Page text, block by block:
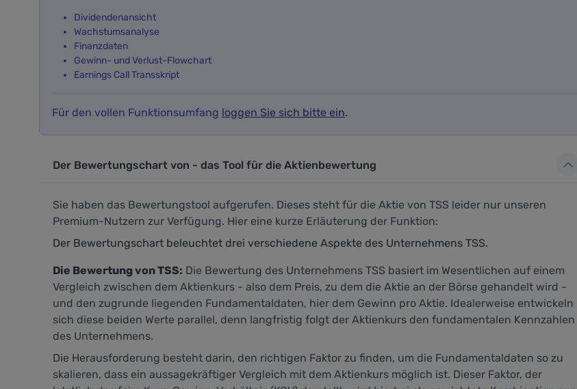
Dividendenansicht
Wachstumsanalyse
Finanzdaten
Gewinn- und Verlust-Flowchart
Earnings Call Transskript
Für den vollen Funktionsumfang loggen Sie sich bitte ein.
Der Bewertungschart von - das Tool für die Aktienbewertung
Sie haben das Bewertungstool aufgerufen. Dieses steht für die Aktie von TSS leider nur unseren
Premium-Nutzern zur Verfügung. Hier eine kurze Erläuterung der Funktion:
Der Bewertungschart beleuchtet drei verschiedene Aspekte des Unternehmens TSS.
Die Bewertung von TSS: Die Bewertung des Unternehmens TSS basiert im Wesentlichen auf einem
Vergleich zwischen dem Aktienkurs - also dem Preis, zu dem die Aktie an der Börse gehandelt wird -
und den zugrunde liegenden Fundamentaldaten, hier dem Gewinn pro Aktie. Idealerweise entwickeln
sich diese beiden Werte parallel, denn langfristig folgt der Aktienkurs den fundamentalen Kennzahlen
des Unternehmens.
Die Herausforderung besteht darin, den richtigen Faktor zu finden, um die Fundamentaldaten so zu
skalieren, dass ein aussagekräftiger Vergleich mit dem Aktienkurs möglich ist. Dieser Faktor, der